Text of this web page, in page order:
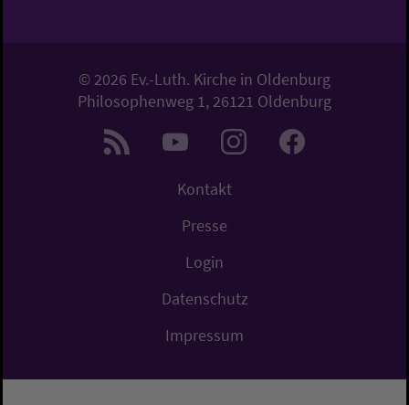
© 2026 Ev.-Luth. Kirche in Oldenburg
Philosophenweg 1, 26121 Oldenburg
Kontakt
Presse
Login
Datenschutz
Impressum